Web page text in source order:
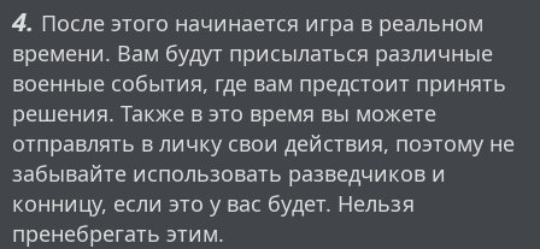
4. После этого начинается игра в реальном
времени. Вам будут присылаться различные
военные события, где вам предстоит принять
решения. Также в это время вы можете
отправлять в личку свои действия, поэтому не
забывайте использовать разведчиков и
конницу, если это у вас будет. Нельзя
пренебрегать этим.